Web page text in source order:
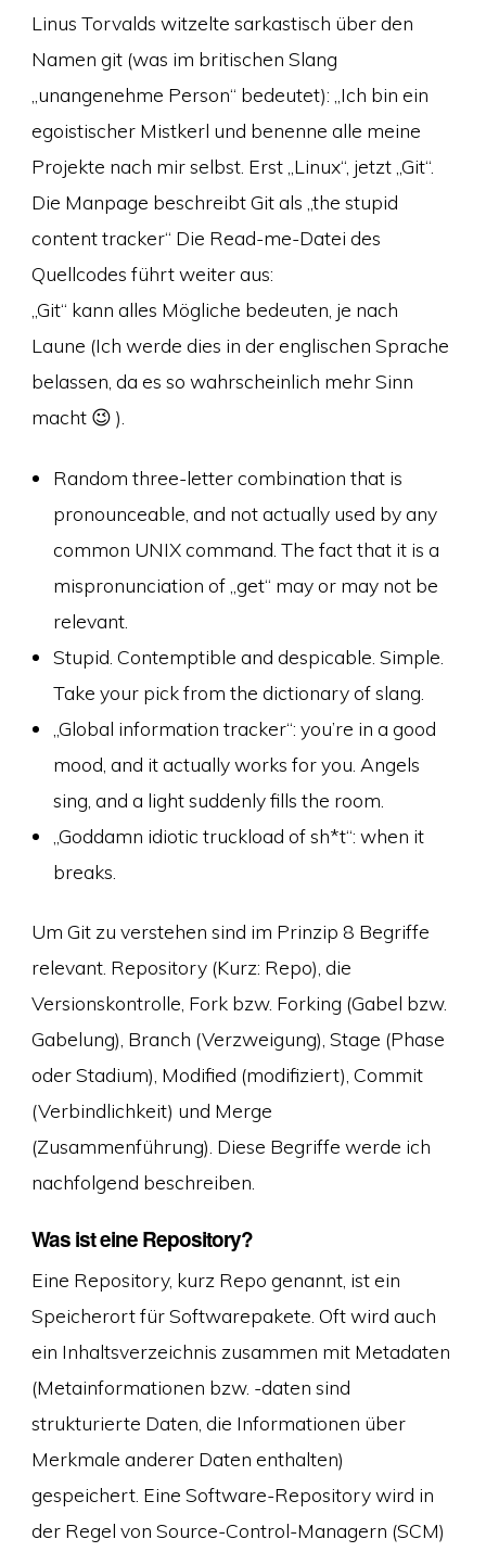
Linus Torvalds witzelte sarkastisch über den
Namen git (was im britischen Slang
„unangenehme Person“ bedeutet): „Ich bin ein
egoistischer Mistkerl und benenne alle meine
Projekte nach mir selbst. Erst „Linux“, jetzt „Git“.
Die Manpage beschreibt Git als „the stupid
content tracker“ Die Read-me-Datei des
Quellcodes führt weiter aus:
„Git“ kann alles Mögliche bedeuten, je nach
Laune (Ich werde dies in der englischen Sprache
belassen, da es so wahrscheinlich mehr Sinn
macht 😉 ).
Random three-letter combination that is
pronounceable, and not actually used by any
common UNIX command. The fact that it is a
mispronunciation of „get“ may or may not be
relevant.
Stupid. Contemptible and despicable. Simple.
Take your pick from the dictionary of slang.
„Global information tracker“: you’re in a good
mood, and it actually works for you. Angels
sing, and a light suddenly fills the room.
„Goddamn idiotic truckload of sh*t“: when it
breaks.
Um Git zu verstehen sind im Prinzip 8 Begriffe
relevant. Repository (Kurz: Repo), die
Versionskontrolle, Fork bzw. Forking (Gabel bzw.
Gabelung), Branch (Verzweigung), Stage (Phase
oder Stadium), Modified (modifiziert), Commit
(Verbindlichkeit) und Merge
(Zusammenführung). Diese Begriffe werde ich
nachfolgend beschreiben.
Was ist eine Repository?
Eine Repository, kurz Repo genannt, ist ein
Speicherort für Softwarepakete. Oft wird auch
ein Inhaltsverzeichnis zusammen mit Metadaten
(Metainformationen bzw. -daten sind
strukturierte Daten, die Informationen über
Merkmale anderer Daten enthalten)
gespeichert. Eine Software-Repository wird in
der Regel von Source-Control-Managern (SCM)